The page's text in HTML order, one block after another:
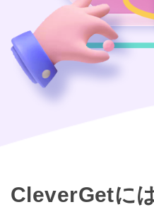
CleverGetに